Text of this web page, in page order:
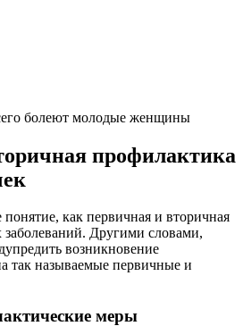
болеют молодые женщины
профилактика
как первичная и вторичная
Другими словами,
возникновение
так называемые первичные и
меры